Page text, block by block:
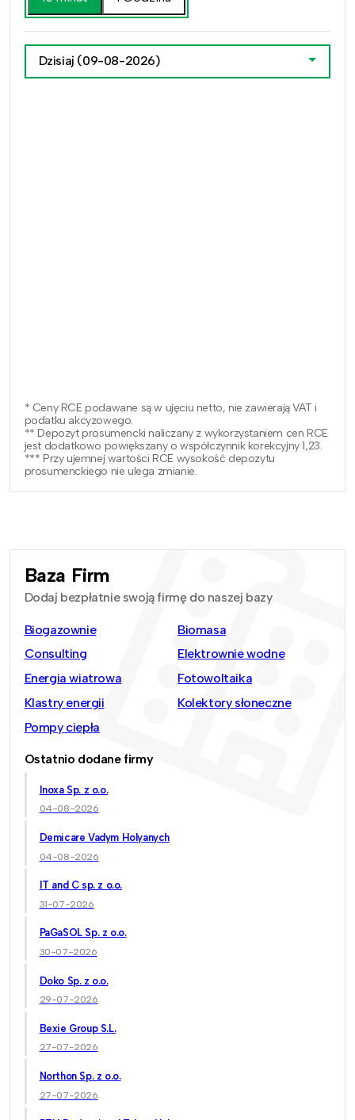
Dzisiaj (09-08-2026)
* Ceny RCE podawane są w ujęciu netto, nie zawierają VAT i
podatku akcyzowego.
** Depozyt prosumencki naliczany z wykorzystaniem cen RCE
jest dodatkowo powiększany o współczynnik korekcyjny 1,23.
*** Przy ujemnej wartości RCE wysokość depozytu
prosumenckiego nie ulega zmianie.
Baza Firm
Dodaj bezpłatnie swoją firmę do naszej bazy
Biogazownie
Biomasa
Consulting
Elektrownie wodne
Energia wiatrowa
Fotowoltaika
Klastry energii
Kolektory słoneczne
Pompy ciepła
Ostatnio dodane firmy
Inoxa Sp. z o.o.
04-08-2026
Demicare Vadym Holyanych
04-08-2026
IT and C sp. z o.o.
31-07-2026
PaGaSOL Sp. z o.o.
30-07-2026
Doko Sp. z o.o.
29-07-2026
Bexie Group S.L.
27-07-2026
Northon Sp. z o.o.
27-07-2026